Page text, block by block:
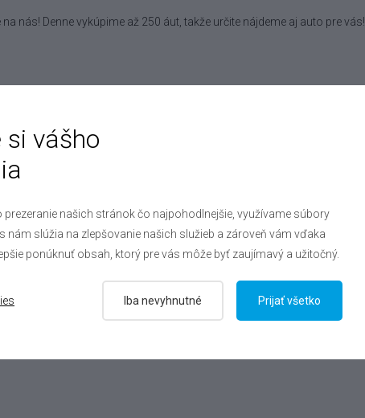
nás! Denne vykúpime až 250 áut, takže určite nájdeme aj auto pre vás!
si vášho
prezeranie našich stránok čo najpohodlnejšie, využívame súbory
nám slúžia na zlepšovanie našich služieb a zároveň vám vďaka
ponúknuť obsah, ktorý pre vás môže byť zaujímavý a užitočný.
Iba nevyhnutné Prijať všetko